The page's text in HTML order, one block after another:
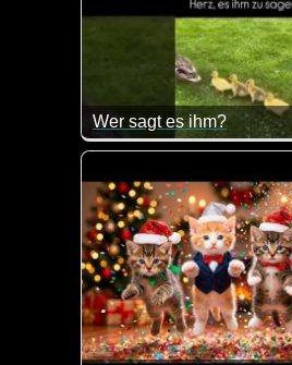
Wer sagt es ihm?
Wenn das nicht goldig ist.